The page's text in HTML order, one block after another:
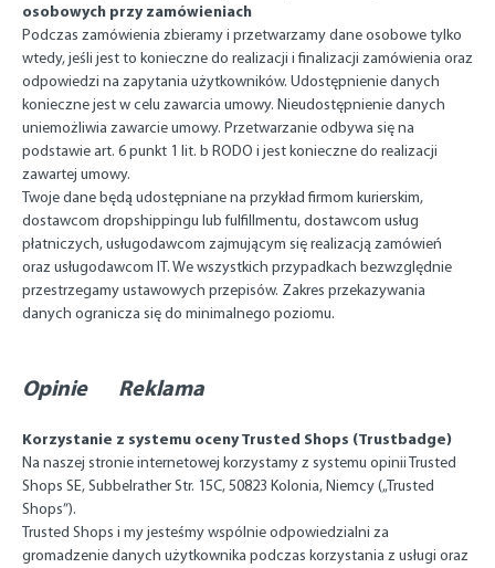
osobowych przy zamówieniach
Podczas zamówienia zbieramy i przetwarzamy dane osobowe tylko
wtedy, jeśli jest to konieczne do realizacji i finalizacji zamówienia oraz
odpowiedzi na zapytania użytkowników. Udostępnienie danych
konieczne jest w celu zawarcia umowy. Nieudostępnienie danych
uniemożliwia zawarcie umowy. Przetwarzanie odbywa się na
podstawie art. 6 punkt 1 lit. b RODO i jest konieczne do realizacji
zawartej umowy.
Twoje dane będą udostępniane na przykład firmom kurierskim,
dostawcom dropshippingu lub fulfillmentu, dostawcom usług
płatniczych, usługodawcom zajmującym się realizacją zamówień
oraz usługodawcom IT. We wszystkich przypadkach bezwzględnie
przestrzegamy ustawowych przepisów. Zakres przekazywania
danych ogranicza się do minimalnego poziomu.
Opinie Reklama
Korzystanie z systemu oceny Trusted Shops (Trustbadge)
Na naszej stronie internetowej korzystamy z systemu opinii Trusted
Shops SE, Subbelrather Str. 15C, 50823 Kolonia, Niemcy („Trusted
Shops”).
Trusted Shops i my jesteśmy wspólnie odpowiedzialni za
gromadzenie danych użytkownika podczas korzystania z usługi oraz